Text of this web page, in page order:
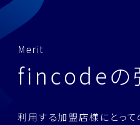
Merit
fi ncodeの
利用する加盟店様にとっ